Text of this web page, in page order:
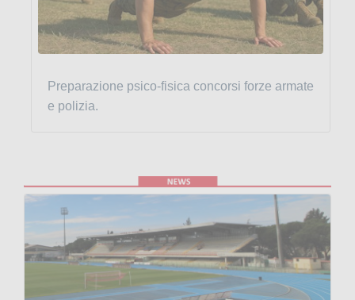
Preparazione psico-fisica concorsi forze armate
e polizia.